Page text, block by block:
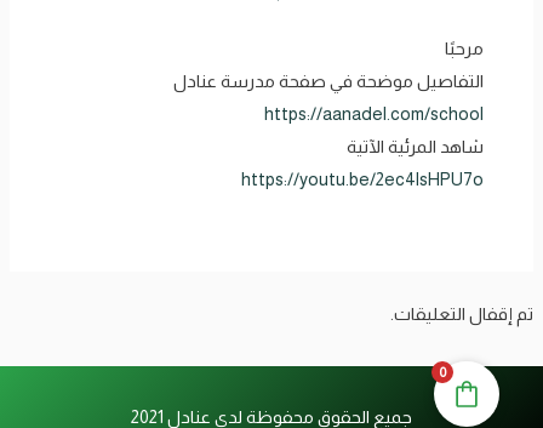
مرحبًا
التفاصيل موضحة في صفحة مدرسة عنادل
https://aanadel.com/school
شاهد المرئية الآتية
https://youtu.be/2ec4lsHPU7o
تم إقفال التعليقات.
جميع الحقوق محفوظة لدى عنادل 2021
0